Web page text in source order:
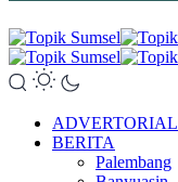
ADVERTORIAL
BERITA
Palembang